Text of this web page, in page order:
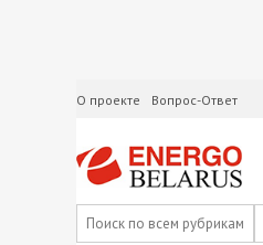
О проекте Вопрос-Ответ